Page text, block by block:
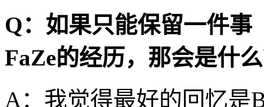
Q：如果只能保留一件事
FaZe的经历，那会是什
A：我觉得最好的回忆是